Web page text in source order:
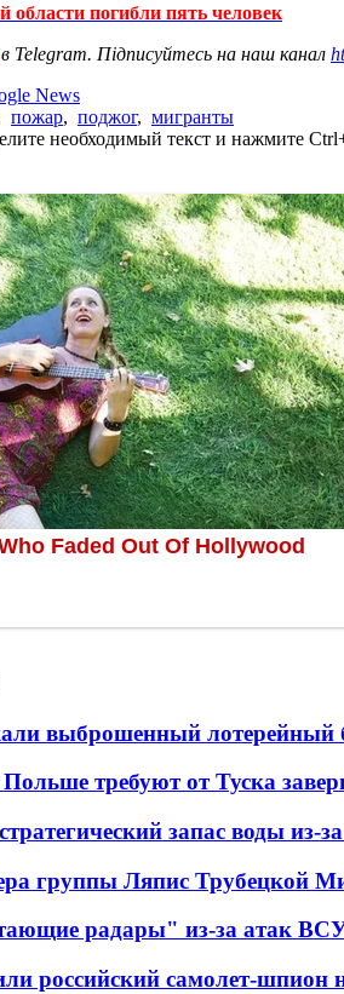
погибли пять человек
в Telegram. Підписуйтесь на наш канал
News
пожар, поджог, мигранты
необходимый текст и нажмите
выброшенный
требуют от Туска
запас воды из-
группы Ляпис Трубецкой
радары" из-за атак
российский самолет-шпион